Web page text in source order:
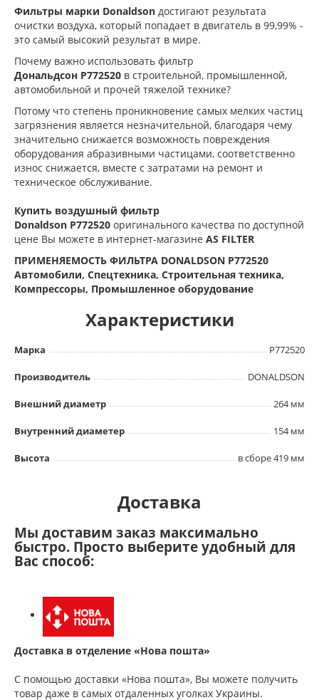
Фильтры марки Donaldson достигают результата
очистки воздуха, который попадает в двигатель в 99,99% -
это самый высокий результат в мире.
Почему важно использовать фильтр
Дональдсон P772520 в строительной, промышленной,
автомобильной и прочей тяжелой технике?
Потому что степень проникновение самых мелких частиц
загрязнения является незначительной, благодаря чему
значительно снижается возможность повреждения
оборудования абразивными частицами, соответственно
износ снижается, вместе с затратами на ремонт и
техническое обслуживание.
Купить воздушный фильтр
Donaldson P772520 оригинального качества по доступной
цене Вы можете в интернет-магазине AS FILTER
ПРИМЕНЯЕМОСТЬ ФИЛЬТРА DONALDSON P772520
Автомобили, Спецтехника, Строительная техника,
Компрессоры, Промышленное оборудование
Характеристики
Марка P772520
Производитель DONALDSON
Внешний диаметр 264 мм
Внутренний диаметер 154 мм
Высота в сборе 419 мм
Доставка
Мы доставим заказ максимально
быстро. Просто выберите удобный для
Вас способ:
Доставка в отделение «Нова пошта»
С помощью доставки «Нова пошта», Вы можете получить
товар даже в самых отдаленных уголках Украины.